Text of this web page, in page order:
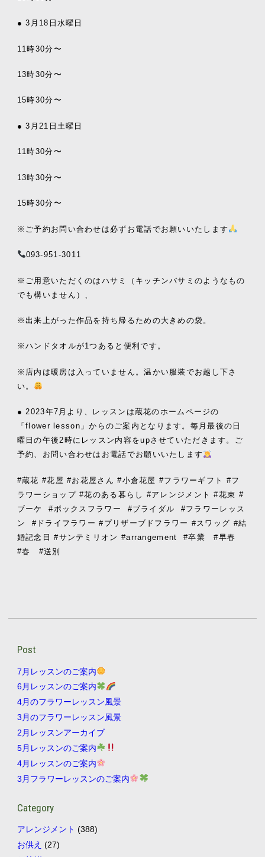
● 3月18日水曜日
11時30分〜
13時30分〜
15時30分〜
● 3月21日土曜日
11時30分〜
13時30分〜
15時30分〜
※ご予約お問い合わせは必ずお電話でお願いいたします
093-951-3011
※ご用意いただくのはハサミ（キッチンバサミのようなもの
でも構いません）、
※出来上がった作品を持ち帰るための大きめの袋。
※ハンドタオルが1つあると便利です。
※店内は暖房は入っていません。温かい服装でお越し下さ
い。
● 2023年7月より、レッスンは蔵花のホームページの
「flower lesson」からのご案内となります。毎月最後の日
曜日の午後2時にレッスン内容をupさせていただきます。ご
予約、お問い合わせはお電話でお願いいたします
#蔵花 #花屋 #お花屋さん #小倉花屋 #フラワーギフト #フ
ラワーショップ #花のある暮らし #アレンジメント #花束 #
ブーケ
#ボックスフラワー #ブライダル
#フラワーレッス
ン
#ドライフラワー #プリザーブドフラワー #スワッグ #結
婚記念日 #サンテミリオン #arrangement
#卒業 #早春
#春 #送別
Post
7月レッスンのご案内
6月レッスンのご案内
4月のフラワーレッスン風景
3月のフラワーレッスン風景
2月レッスンアーカイブ
5月レッスンのご案内
4月レッスンのご案内
3月フラワーレッスンのご案内
Category
アレンジメント (388)
お供え (27)